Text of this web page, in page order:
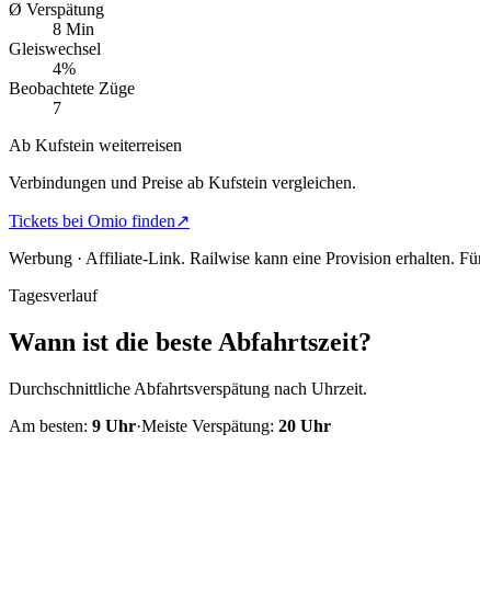
Ø Verspätung
8 Min
Gleiswechsel
4%
Beobachtete Züge
7
Ab Kufstein weiterreisen
Verbindungen und Preise ab Kufstein vergleichen.
Tickets bei Omio finden↗
Werbung · Affiliate-Link. Railwise kann eine Provision erhalten.
Tagesverlauf
Wann ist die beste Abfahrtszeit?
Durchschnittliche Abfahrtsverspätung nach Uhrzeit.
Am besten: 9 Uhr·Meiste Verspätung: 20 Uhr